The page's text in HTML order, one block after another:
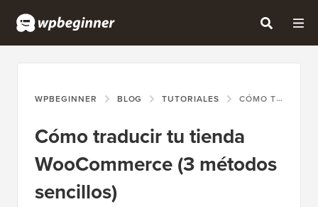
WPBEGINNER BLOG TUTORIALES CÓMO TRADUCIR TU TIENDA WOOCOMMERCE (3 MÉTODOS SENCILLOS)
Cómo traducir tu tienda
WooCommerce (3 métodos
sencillos)